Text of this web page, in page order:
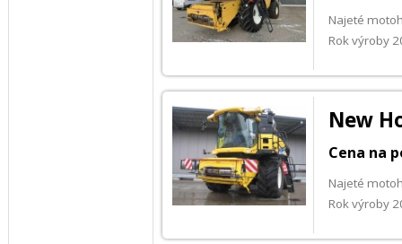
Najeté
Rok výroby
New
Cena na
Najeté
Rok výroby